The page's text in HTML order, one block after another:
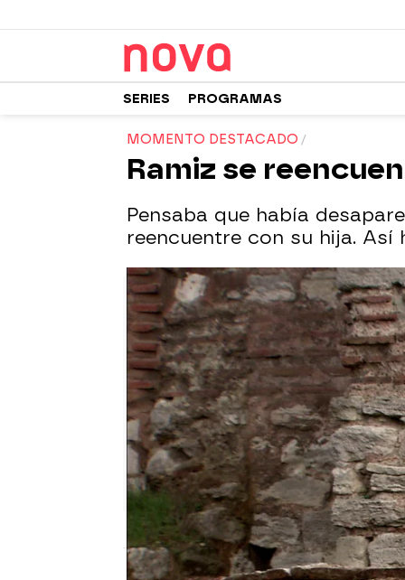
SERIES PROGRAMAS
MOMENTO DESTACADO
Ramiz se
Pensaba que había
reencuentre con su hija.
Nova